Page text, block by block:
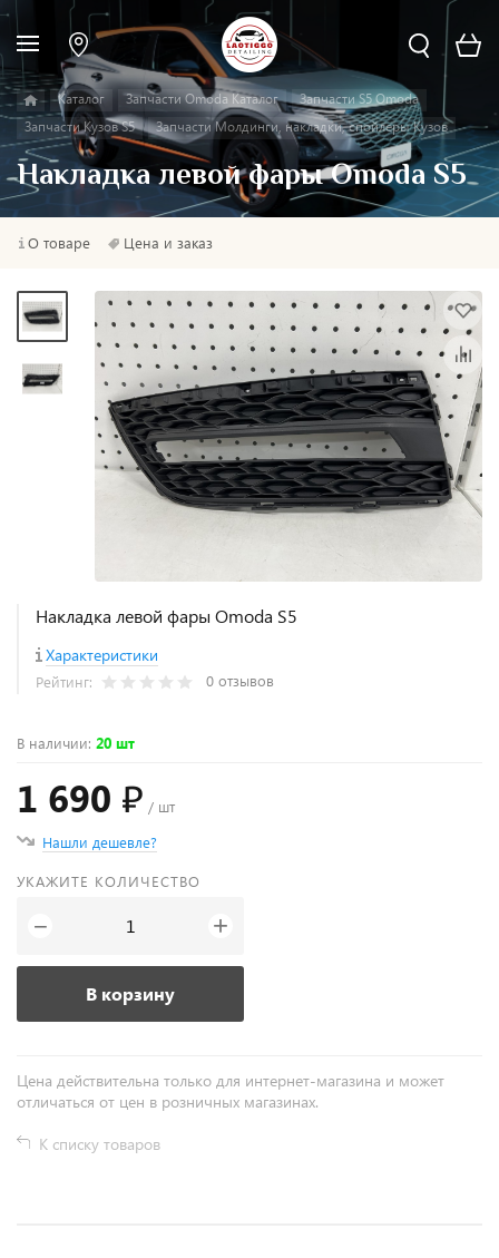
Каталог Запчасти Omoda Каталог
Запчасти S5 Omoda
Запчасти Кузов S5
Запчасти Молдинги, накладки, спойлеры Кузов
Накладка левой фары Omoda S5
О товаре Цена и заказ
Накладка левой фары Omoda S5
Характеристики
Рейтинг: 0 отзывов
В наличии: 20 шт
1 690 ₽ / шт
Нашли дешевле?
УКАЖИТЕ КОЛИЧЕСТВО
− +
В корзину
Цена действительна только для интернет-магазина и может
отличаться от цен в розничных магазинах.
К списку товаров